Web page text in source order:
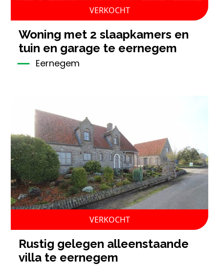
VERKOCHT
woning met 2 slaapkamers en
tuin en garage te eernegem
Eernegem
VERKOCHT
rustig gelegen alleenstaande
villa te eernegem